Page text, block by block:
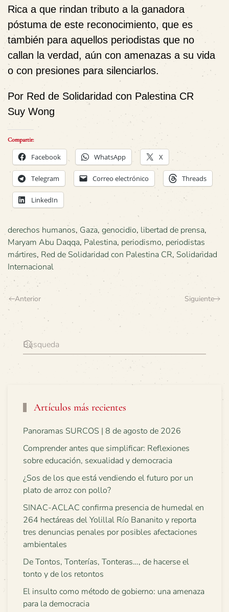
Rica a que rindan tributo a la ganadora
póstuma de este reconocimiento, que es
también para aquellos periodistas que no
callan la verdad, aún con amenazas a su vida
o con presiones para silenciarlos.
Por Red de Solidaridad con Palestina CR
Suy Wong
Compartir:
Facebook WhatsApp X
Telegram Correo electrónico Threads
LinkedIn
derechos humanos, Gaza, genocidio, libertad de prensa,
Maryam Abu Daqqa, Palestina, periodismo, periodistas
mártires, Red de Solidaridad con Palestina CR, Solidaridad
Internacional
Anterior Siguiente
Artículos más recientes
Panoramas SURCOS | 8 de agosto de 2026
Comprender antes que simplificar: Reflexiones
sobre educación, sexualidad y democracia
¿Sos de los que está vendiendo el futuro por un
plato de arroz con pollo?
SINAC-ACLAC confirma presencia de humedal en
264 hectáreas del Yolillal Río Bananito y reporta
tres denuncias penales por posibles afectaciones
ambientales
De Tontos, Tonterías, Tonteras…, de hacerse el
tonto y de los retontos
El insulto como método de gobierno: una amenaza
para la democracia